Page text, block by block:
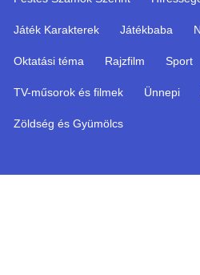
Játék Karakterek Játékbaba
Oktatási téma Rajzfilm Sport
TV-műsorok és filmek Ünnepi
Zöldség és Gyümölcs